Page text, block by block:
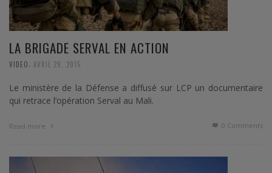
LA BRIGADE SERVAL EN ACTION
VIDEO AVRIL 29, 2015
Le ministère de la Défense a diffusé sur LCP un documentaire
qui retrace l’opération Serval au Mali.
Read more 0 Comments